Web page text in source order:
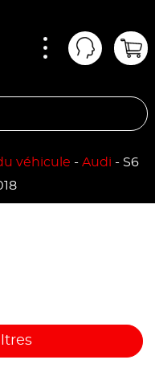
Mon
véhicule - Audi - S6